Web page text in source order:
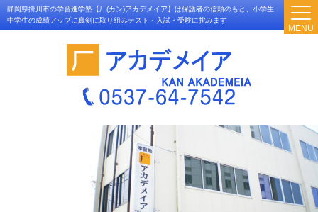
静岡県掛川市の学習進学塾【厂(カン)アカデメイア】は保護者の信頼のもと、小学生・
中学生の成績アップに真剣に取り組みテスト・入試・受験に挑みます
MENU